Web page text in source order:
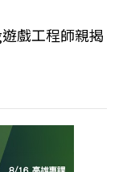
戲工程師親揭